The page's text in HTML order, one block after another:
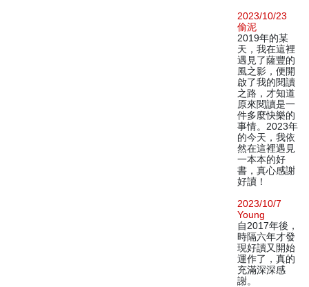
2023/10/23
偷泥
2019年的某
天，我在這裡
遇見了薩豐的
風之影，便開
啟了我的閱讀
之路，才知道
原來閱讀是一
件多麼快樂的
事情。2023年
的今天，我依
然在這裡遇見
一本本的好
書，真心感謝
好讀！
2023/10/7
Young
自2017年後，
時隔六年才發
現好讀又開始
運作了，真的
充滿深深感
謝。